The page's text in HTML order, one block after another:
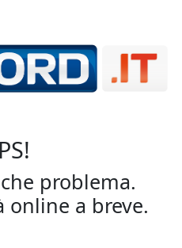
problema.
online a breve.